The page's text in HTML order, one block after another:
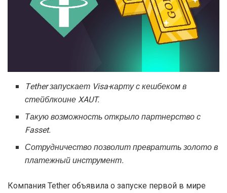
Tether запускает Visa-карту с кешбеком в
стейблкоине XAUT.
Такую возможность открыло партнерство с
Fasset.
Сотрудничество позволит превратить золото в
платежный инструмент.
Компания Tether объявила о запуске первой в мире